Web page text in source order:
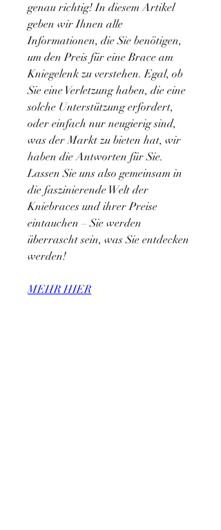
genau richtig! In diesem Artikel
geben wir Ihnen alle
Informationen, die Sie benötigen,
um den Preis für eine Brace am
Kniegelenk zu verstehen. Egal, ob
Sie eine Verletzung haben, die eine
solche Unterstützung erfordert,
oder einfach nur neugierig sind,
was der Markt zu bieten hat, wir
haben die Antworten für Sie.
Lassen Sie uns also gemeinsam in
die faszinierende Welt der
Kniebraces und ihrer Preise
eintauchen – Sie werden
überrascht sein, was Sie entdecken
werden!
MEHR HIER